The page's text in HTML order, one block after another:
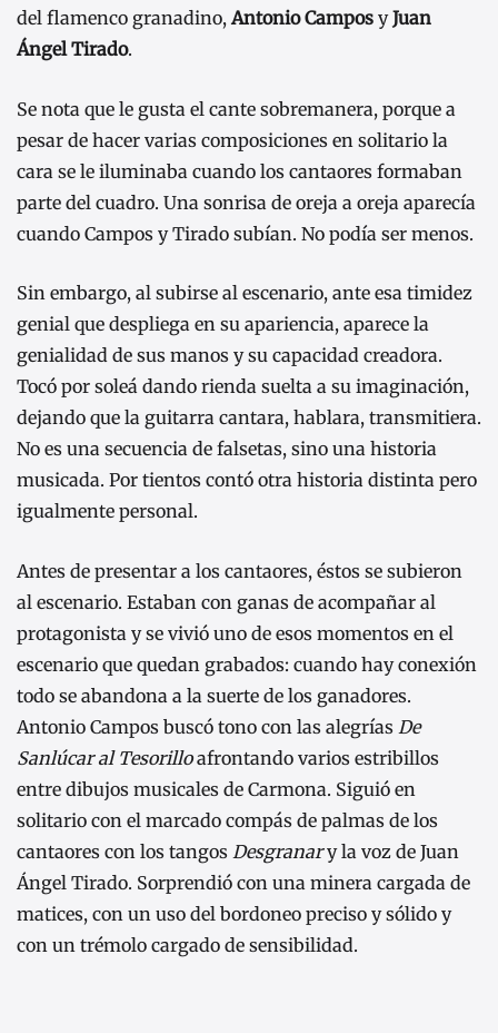
del flamenco granadino,Antonio Campos yJuan
Ángel Tirado.
Se nota que le gusta el cante sobremanera, porque a
pesar de hacer varias composiciones en solitario la
cara se le iluminaba cuando los cantaores formaban
parte del cuadro. Una sonrisa de oreja a oreja aparecía
cuando Campos y Tirado subían. No podía ser menos.
Sin embargo, al subirse al escenario, ante esa timidez
genial que despliega en su apariencia, aparece la
genialidad de sus manos y su capacidad creadora.
Tocó por soleá dando rienda suelta a su imaginación,
dejando que la guitarra cantara, hablara, transmitiera.
No es una secuencia de falsetas, sino una historia
musicada. Por tientos contó otra historia distinta pero
igualmente personal.
Antes de presentar a los cantaores, éstos se subieron
al escenario. Estaban con ganas de acompañar al
protagonista y se vivió uno de esos momentos en el
escenario que quedan grabados: cuando hay conexión
todo se abandona a la suerte de los ganadores.
Antonio Campos buscó tono con las alegrías De
Sanlúcar al Tesorilloafrontando varios estribillos
entre dibujos musicales de Carmona. Siguió en
solitario con el marcado compás de palmas de los
cantaores con los tangos Desgranary la voz de Juan
Ángel Tirado. Sorprendió con una minera cargada de
matices, con un uso del bordoneo preciso y sólido y
con un trémolo cargado de sensibilidad.